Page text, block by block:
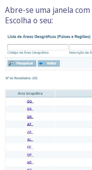
Abre-se uma janela
Escolha o seu: